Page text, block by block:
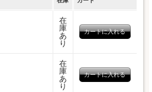
在
庫
あ
り
在
庫
あ
り